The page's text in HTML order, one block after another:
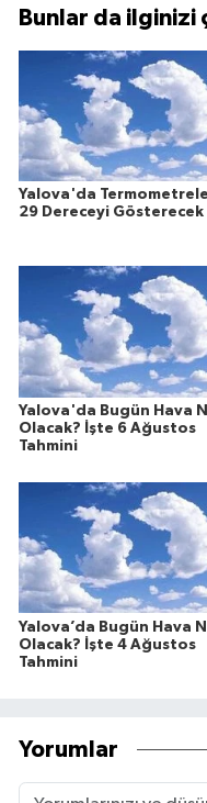
Bunlar da ilginizi
Yalova'da
29 Dereceyi Gösterecek
Yalova'da Bugün Hava
Olacak? İşte 6 Ağustos
Tahmini
Yalova’da Bugün Hava
Olacak? İşte 4 Ağustos
Tahmini
Yorumlar